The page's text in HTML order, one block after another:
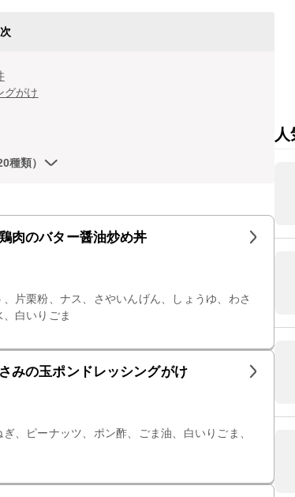
グがけ
種類）
肉のバター醤油炒め丼
片栗粉、ナス、さやいんげん、しょうゆ、わさ
白いりごま
みの玉ポンドレッシングがけ
、ピーナッツ、ポン酢、ごま油、白いりごま、